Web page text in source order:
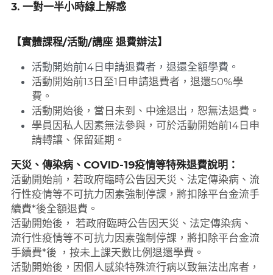
3. 一對一半小時線上解惑
【實體課程/活動/講座 退費辦法】
活動開始前14日申請退費者，退還全額學費。
活動開始前13日至1日申請退費者，退還50%學
費。
活動開始後，當日未到、中途退出，恕無法退費。
學員因私人因素無法參與，可於活動開始前14日申
請轉讓、保留延期。
天災、傳染病、COVID-19疫情等特殊退費說明：
活動開始前，若政府臨時公告因天災、法定傳染病、流
行性疫情等不可抗力因素強制停課，將扣除平台金流手
續費*後全額退費。
活動開始後， 若政府臨時公告因天災、法定傳染病、
流行性疫情等不可抗力因素強制停課，將扣除平台金流
手續費*後 ，按未上課天數比例退還學費。
活動開始後，因個人感染特殊流行病以致無法出席者，